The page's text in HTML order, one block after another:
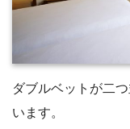
ダブルベットが二
います。